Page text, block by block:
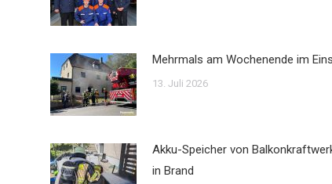
Mehrmals am Wochenende im
13. Juli 2026
Akku-Speicher von
in Brand